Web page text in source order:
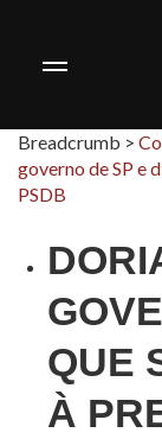
Breadcrumb >
governo de SP e
PSDB
QUE
À